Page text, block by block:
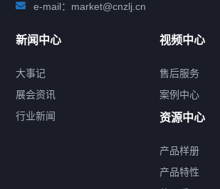
提交您的需求，免费获取产品资料
e-mail：market@cnzlj.cn
新闻中心
大事记
展会资讯
行业新闻
视频中心
售后服务
案例中心
资源中心
产品样册
产品特性